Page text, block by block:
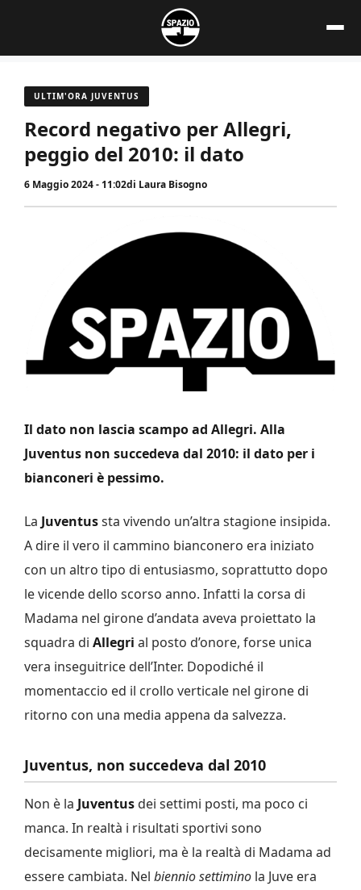
contenuto
ULTIM'ORA JUVENTUS
Record negativo per Allegri,
peggio del 2010: il dato
6 Maggio 2024 - 11:02di Laura Bisogno
Il dato non lascia scampo ad Allegri. Alla
Juventus non succedeva dal 2010: il dato per i
bianconeri è pessimo.
La Juventussta vivendo un’altra stagione insipida.
A dire il vero il cammino bianconero era iniziato
con un altro tipo di entusiasmo, soprattutto dopo
le vicende dello scorso anno. Infatti la corsa di
Madama nel girone d’andata aveva proiettato la
squadra di Allegri al posto d’onore, forse unica
vera inseguitrice dell’Inter. Dopodiché il
momentaccio ed il crollo verticale nel girone di
ritorno con una media appena da salvezza.
Juventus, non succedeva dal 2010
Non è la Juventus dei settimi posti, ma poco ci
manca. In realtà i risultati sportivi sono
decisamente migliori, ma è la realtà di Madama ad
essere cambiata. Nel biennio settimino la Juve era